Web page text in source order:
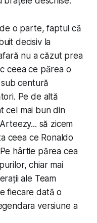
o parte, faptul că
decisiv la
nu a căzut prea
ceea ce părea o
centură
Pe de altă
cel mai bun din
să zicem
ceea ce Ronaldo
hârtie părea cea
chiar mai
ale Team
fiecare dată o
versiune a